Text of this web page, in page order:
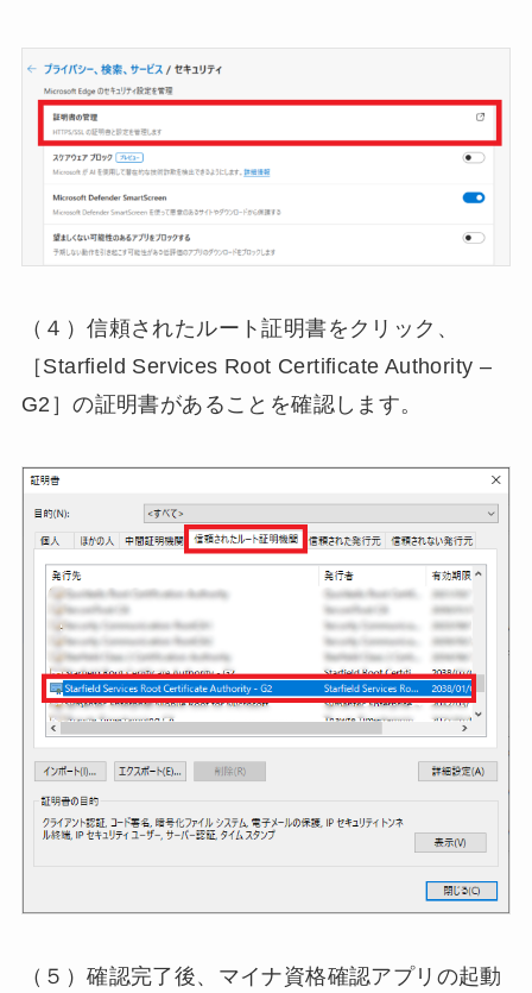
（４）信頼されたルート証明書をクリック、
［Starfield Services Root Certificate Authority –
G2］の証明書があることを確認します。
（５）確認完了後、マイナ資格確認アプリの起動